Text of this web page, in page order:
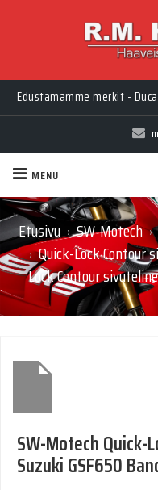
Edustamamme merkit -
MENU
Etusivu › SW-Motech ›
› Quick-Lock Contour
Lock Contour
SW-Motech
Suzuki GSF650